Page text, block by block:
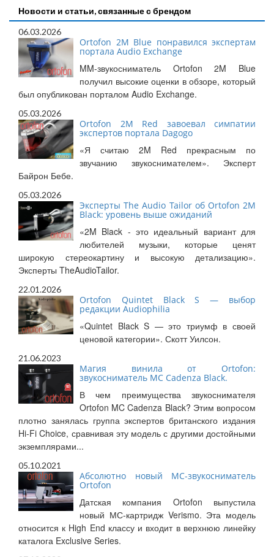
Новости и статьи, связанные с брендом
06.03.2026
Ortofon 2M Blue понравился экспертам
портала Audio Exchange
MM-звукосниматель Ortofon 2M Blue
получил высокие оценки в обзоре, который
был опубликован порталом Audio Exchange.
05.03.2026
Ortofon 2M Red завоевал симпатии
экспертов портала Dagogo
«Я считаю 2M Red прекрасным по
звучанию звукоснимателем». Эксперт
Байрон Бебе.
05.03.2026
Эксперты The Audio Tailor об Ortofon 2M
Black: уровень выше ожиданий
«2M Black - это идеальный вариант для
любителей музыки, которые ценят
широкую стереокартину и высокую детализацию».
Эксперты TheAudioTailor.
22.01.2026
Ortofon Quintet Black S — выбор
редакции Audiophilia
«Quintet Black S — это триумф в своей
ценовой категории». Скотт Уилсон.
21.06.2023
Магия винила от Ortofon:
звукосниматель MC Cadenza Black.
В чем преимущества звукоснимателя
Ortofon MC Cadenza Black? Этим вопросом
плотно занялась группа экспертов британского издания
Hi-Fi Choice, сравнивая эту модель с другими достойными
экземплярами...
05.10.2021
Абсолютно новый МС-звукосниматель
Ortofon
Датская компания Ortofon выпустила
новый МС-картридж Verismo. Эта модель
относится к High End классу и входит в верхнюю линейку
каталога Exclusive Series.